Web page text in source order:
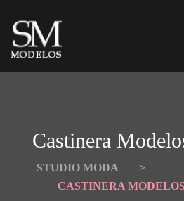
Castinera
STUDIO MODA >
CASTINERA